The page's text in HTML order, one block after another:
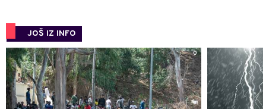
JOŠ IZ INFO
0